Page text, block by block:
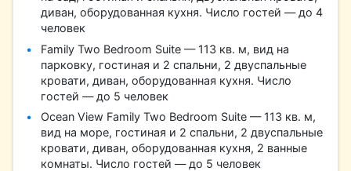
диван, оборудованная кухня. Число гостей — до 4
человек
Family Two Bedroom Suite — 113 кв. м, вид на
парковку, гостиная и 2 спальни, 2 двуспальные
кровати, диван, оборудованная кухня. Число
гостей — до 5 человек
Ocean View Family Two Bedroom Suite — 113 кв. м,
вид на море, гостиная и 2 спальни, 2 двуспальные
кровати, диван, оборудованная кухня, 2 ванные
комнаты. Число гостей — до 5 человек